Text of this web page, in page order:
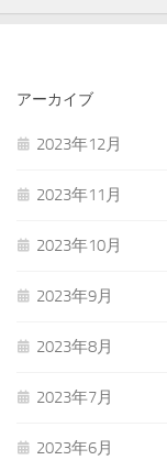
アーカイブ
2023年12月
2023年11月
2023年10月
2023年9月
2023年8月
2023年7月
2023年6月